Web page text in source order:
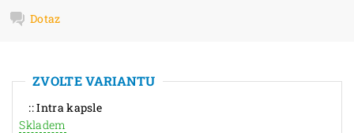
Dotaz
ZVOLTE VARIANTU
:: Intra kapsle
Skladem